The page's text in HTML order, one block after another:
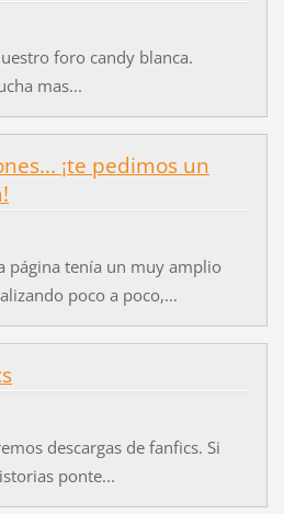
foro candy blanca.
mas...
¡te pedimos un
página tenía un muy amplio
poco a poco,...
descargas de fanfics. Si
ponte...